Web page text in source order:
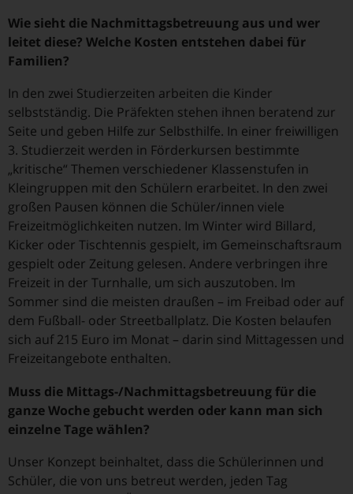
Wie sieht die Nachmittagsbetreuung aus und wer
leitet diese? Welche Kosten entstehen dabei für
Familien?
In den zwei Studierzeiten arbeiten die Kinder
selbstständig. Die Präfekten stehen ihnen beratend zur
Seite und geben Hilfe zur Selbsthilfe. In einer freiwilligen
3. Studierzeit werden in Förderkursen bestimmte
„kritische“ Themen verschiedener Klassenstufen in
Kleingruppen mit den Schülern erarbeitet. In den zwei
großen Pausen können die Schüler/innen viele
Freizeitmöglichkeiten nutzen. Im Winter wird Billard,
Kicker oder Tischtennis gespielt, im Gemeinschaftsraum
gespielt oder Zeitung gelesen. Andere verbringen ihre
Freizeit in der Turnhalle, um sich auszutoben. Im
Sommer sind die meisten draußen – im Freibad oder auf
dem Fußball- oder Streetballplatz. Die Kosten belaufen
sich auf 215 Euro im Monat – darin sind Mittagessen und
Freizeitangebote enthalten.
Muss die Mittags-/Nachmittagsbetreuung für die
ganze Woche gebucht werden oder kann man sich
einzelne Tage wählen?
Unser Konzept beinhaltet, dass die Schülerinnen und
Schüler, die von uns betreut werden, jeden Tag